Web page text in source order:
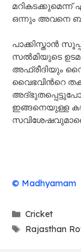
മറികടക്കുമെന്ന്
ഒന്നും അവനെ
പാക്കിസ്താൻ
സൽമിയുടെ
അഫ്രീദിയും
വൈഭവിന്‍റെ
ഇങ്ങനെയുള്ള
© Madhyamam
Categories
Cricket
Tags
Rajasthan